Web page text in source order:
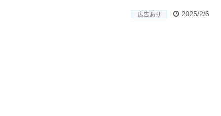
広告あり 2025/2/6